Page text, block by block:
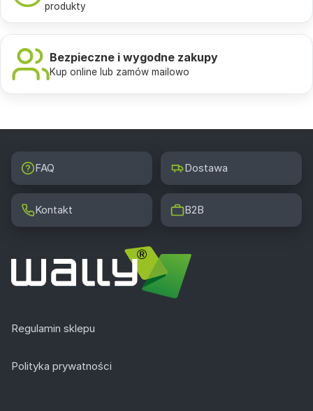
produkty
Bezpieczne i wygodne zakupy
Kup online lub zamów mailowo
FAQ Dostawa
Kontakt B2B
Regulamin sklepu
Polityka prywatności